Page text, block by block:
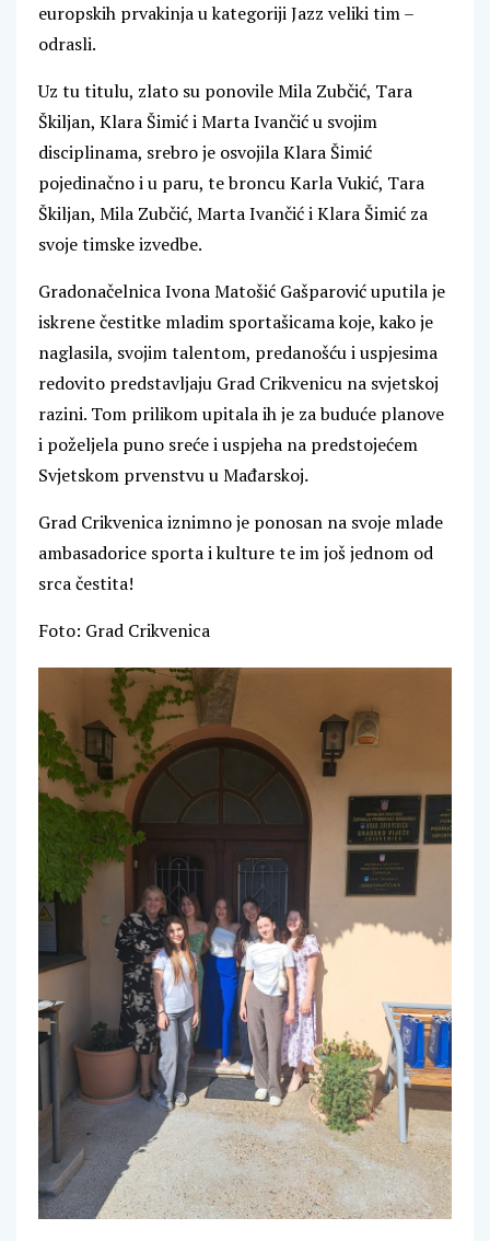
europskih prvakinja u kategoriji Jazz veliki tim –
odrasli.
Uz tu titulu, zlato su ponovile Mila Zubčić, Tara
Škiljan, Klara Šimić i Marta Ivančić u svojim
disciplinama, srebro je osvojila Klara Šimić
pojedinačno i u paru, te broncu Karla Vukić, Tara
Škiljan, Mila Zubčić, Marta Ivančić i Klara Šimić za
svoje timske izvedbe.
Gradonačelnica Ivona Matošić Gašparović uputila je
iskrene čestitke mladim sportašicama koje, kako je
naglasila, svojim talentom, predanošću i uspjesima
redovito predstavljaju Grad Crikvenicu na svjetskoj
razini. Tom prilikom upitala ih je za buduće planove
i poželjela puno sreće i uspjeha na predstojećem
Svjetskom prvenstvu u Mađarskoj.
Grad Crikvenica iznimno je ponosan na svoje mlade
ambasadorice sporta i kulture te im još jednom od
srca čestita!
Foto: Grad Crikvenica